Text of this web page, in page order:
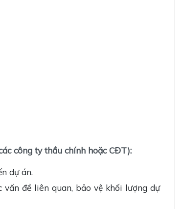
công ty thầu chính hoặc CĐT):
dự án.
đề liên quan, bảo vệ khối lượng dự